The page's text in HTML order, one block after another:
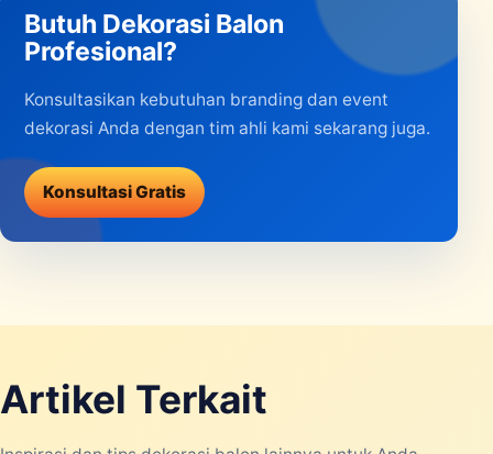
Butuh Dekorasi Balon
Profesional?
Konsultasikan kebutuhan branding dan event
dekorasi Anda dengan tim ahli kami sekarang juga.
Konsultasi Gratis
Artikel Terkait